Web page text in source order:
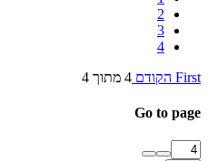
2
3
4
First הקודם 4 מתוך 4
Go to page